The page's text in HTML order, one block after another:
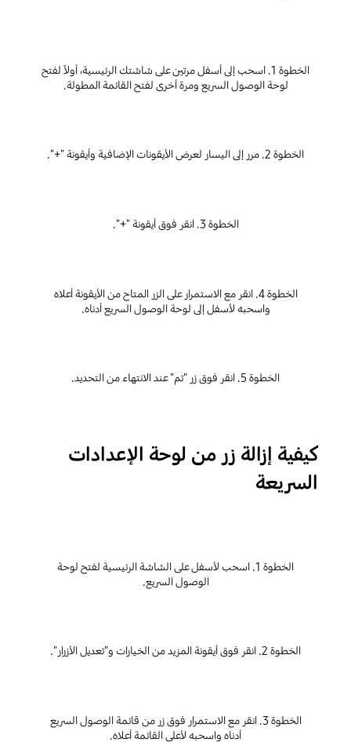
الخطوة 1. اسحب إلى أسفل مرتين على شاشتك الرئيسية، أولاً لفتح
لوحة الوصول السريع ومرة أخرى لفتح القائمة المطولة.
الخطوة 2. مرر إلى اليسار لعرض الأيقونات الإضافية وأيقونة "+".
الخطوة 3. انقر فوق أيقونة "+".
الخطوة 4. انقر مع الاستمرار على الزر المتاح من الأيقونة أعلاه
واسحبه لأسفل إلى لوحة الوصول السريع أدناه.
الخطوة 5. انقر فوق زر "تم" عند الانتهاء من التحديد.
كيفية إزالة زر من لوحة الإعدادات
السريعة
الخطوة 1. اسحب لأسفل على الشاشة الرئيسية لفتح لوحة
الوصول السريع.
الخطوة 2. انقر فوق أيقونة المزيد من الخيارات و"تعديل الأزرار".
الخطوة 3. انقر مع الاستمرار فوق زر من قائمة الوصول السريع
أدناه واسحبه لأعلى القائمة أعلاه.